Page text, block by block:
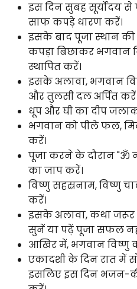
इस दिन सुबह सूर्योदय
साफ कपड़े धारण करें।
इसके बाद पूजा स्थान
कपड़ा बिछाकर भगवान
स्थापित करें।
इसके अलावा, भगवान
और तुलसी दल अर्पित
धूप और घी का दीप
भगवान को पीले फल,
करें।
पूजा करने के दौरान "ॐ
का जाप करें।
विष्णु सहस्रनाम, विष्णु
करें।
इसके अलावा, कथा जरूर
सुनें या पढ़ें पूजा सफल नहीं
आखिर में, भगवान विष्णु
एकादशी के दिन रात में
इसलिए इस दिन भजन-